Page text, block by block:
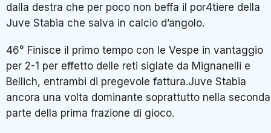
dalla destra che per poco non beffa il por4tiere della
Juve Stabia che salva in calcio d’angolo.
46° Finisce il primo tempo con le Vespe in vantaggio
per 2-1 per effetto delle reti siglate da Mignanelli e
Bellich, entrambi di pregevole fattura.Juve Stabia
ancora una volta dominante soprattutto nella seconda
parte della prima frazione di gioco.